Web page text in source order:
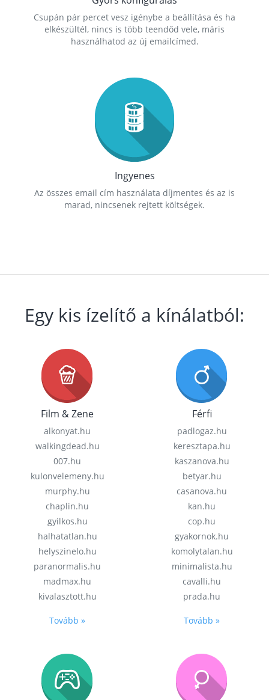
Csupán pár percet vesz igénybe a beállítása és ha
elkészültél, nincs is több teendőd vele, máris
használhatod az új emailcímed.
Ingyenes
Az összes email cím használata díjmentes és az is
marad, nincsenek rejtett költségek.
Egy kis ízelítő a kínálatból:
Film & Zene
alkonyat.hu
walkingdead.hu
007.hu
kulonvelemeny.hu
murphy.hu
chaplin.hu
gyilkos.hu
halhatatlan.hu
helyszinelo.hu
paranormalis.hu
madmax.hu
kivalasztott.hu
Tovább »
Férfi
padlogaz.hu
keresztapa.hu
kaszanova.hu
betyar.hu
casanova.hu
kan.hu
cop.hu
gyakornok.hu
komolytalan.hu
minimalista.hu
cavalli.hu
prada.hu
Tovább »